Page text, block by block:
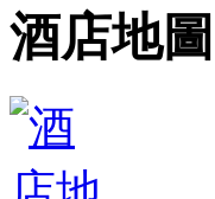
酒店地圖